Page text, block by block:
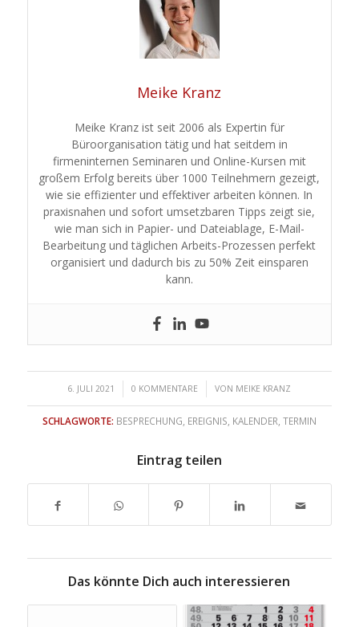
Meike Kranz
Meike Kranz ist seit 2006 als Expertin für
Büroorganisation tätig und hat seitdem in
firmeninternen Seminaren und Online-Kursen mit
großem Erfolg bereits über 1000 Teilnehmern gezeigt,
wie sie effizienter und effektiver arbeiten können. In
praxisnahen und sofort umsetzbaren Tipps zeigt sie,
wie man sich in Papier- und Dateiablage, E-Mail-
Bearbeitung und täglichen Arbeits-Prozessen perfekt
organisiert und dadurch bis zu 50% Zeit einsparen
kann.
6. JULI 2021
/ 0 KOMMENTARE
/ VON MEIKE KRANZ
SCHLAGWORTE: BESPRECHUNG EREIGNIS KALENDER TERMIN
Eintrag teilen
Das könnte Dich auch interessieren